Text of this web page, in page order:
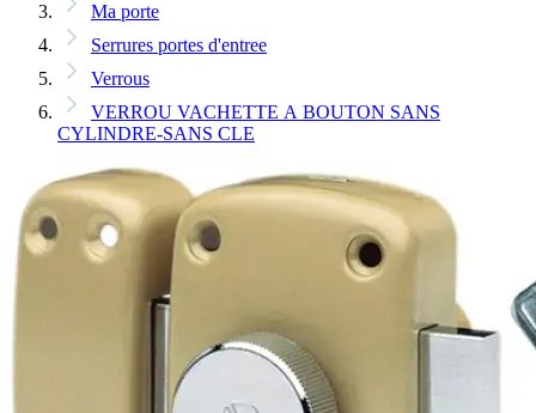
Ma porte
Serrures portes d'entree
Verrous
VERROU VACHETTE A BOUTON SANS
CYLINDRE-SANS CLE